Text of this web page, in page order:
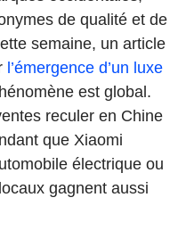
de qualité et de
semaine, un article
l’émergence d’un luxe
est global.
reculer en Chine
que Xiaomi
électrique ou
gagnent aussi